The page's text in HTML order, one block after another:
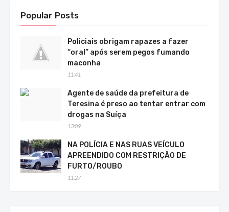
Popular Posts
Policiais obrigam rapazes a fazer
“oral” após serem pegos fumando
maconha
11:41
Agente de saúde da prefeitura de
Teresina é preso ao tentar entrar com
drogas na Suíça
13:09
NA POLÍCIA E NAS RUAS VEÍCULO
APREENDIDO COM RESTRIÇÃO DE
FURTO/ROUBO
11:27